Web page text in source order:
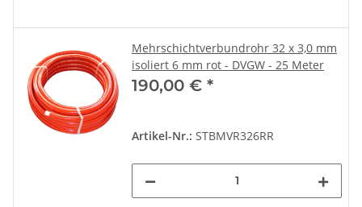
Mehrschichtverbundrohr 32 x 3,0 mm
isoliert 6 mm rot - DVGW - 25 Meter
190,00 € *
Artikel-Nr.: STBMVR326RR